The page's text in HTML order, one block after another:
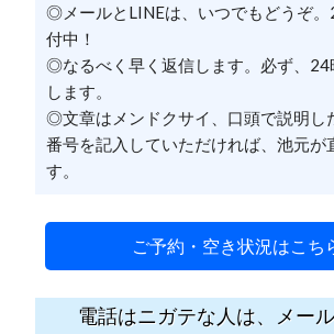
◎メールとLINEは、いつでもどうぞ
付中！
◎なるべく早く返信します。必ず、24
します。
◎文章はメンドクサイ、口頭で説明し
番号を記入していただければ、池元が
す。
ご予約・空き状況はこち
電話はニガテな人は、メー